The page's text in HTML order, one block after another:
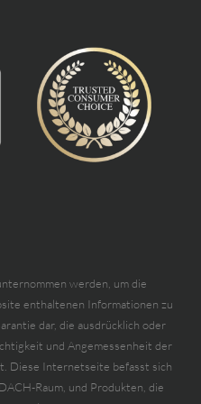
werden, um die
enthaltenen Informationen zu
dar, die ausdrücklich oder
und Angemessenheit der
Diese Internetseite befasst sich
Raum, und Produkten, die